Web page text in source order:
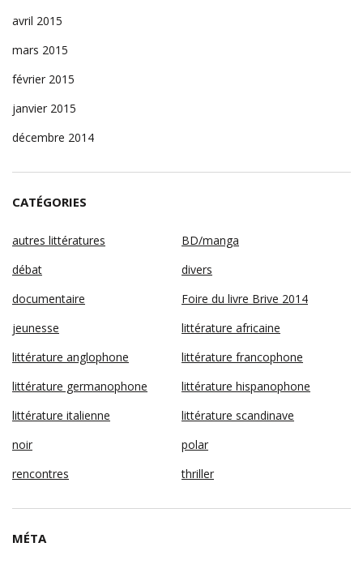
avril 2015
mars 2015
février 2015
janvier 2015
décembre 2014
CATÉGORIES
autres littératures
BD/manga
débat
divers
documentaire
Foire du livre Brive 2014
jeunesse
littérature africaine
littérature anglophone
littérature francophone
littérature germanophone
littérature hispanophone
littérature italienne
littérature scandinave
noir
polar
rencontres
thriller
MÉTA